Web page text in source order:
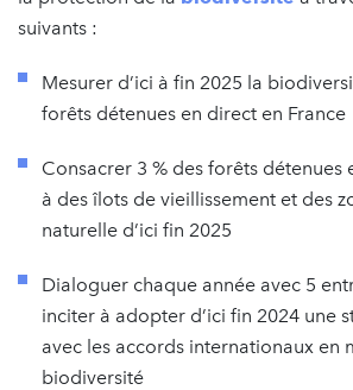
suivants :
Mesurer d’ici à fin 2025 la
forêts détenues en direct en France
Consacrer 3 % des forêts détenues
à des îlots de vieillissement et des
naturelle d’ici fin 2025
Dialoguer chaque année avec 5
inciter à adopter d’ici fin 2024 une
avec les accords internationaux en
biodiversité